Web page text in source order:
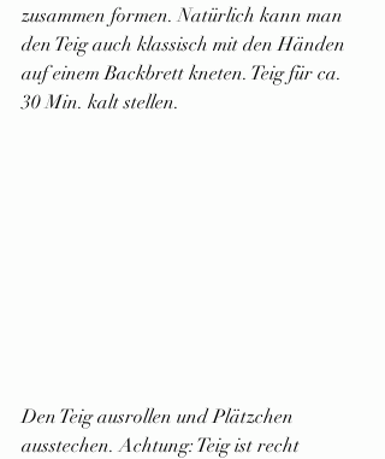
zusammen formen. Natürlich kann man
den Teig auch klassisch mit den Händen
auf einem Backbrett kneten. Teig für ca.
30 Min. kalt stellen.
Den Teig ausrollen und Plätzchen
ausstechen. Achtung: Teig ist recht